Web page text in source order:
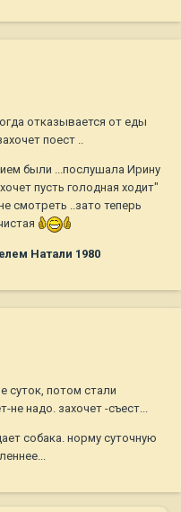
отказывается от еды
поест ..
были ...послушала Ирину
пусть голодная ходит"
смотреть ..зато теперь
Натали 1980
суток, потом стали
не надо. захочет -съест...
собака. норму суточную